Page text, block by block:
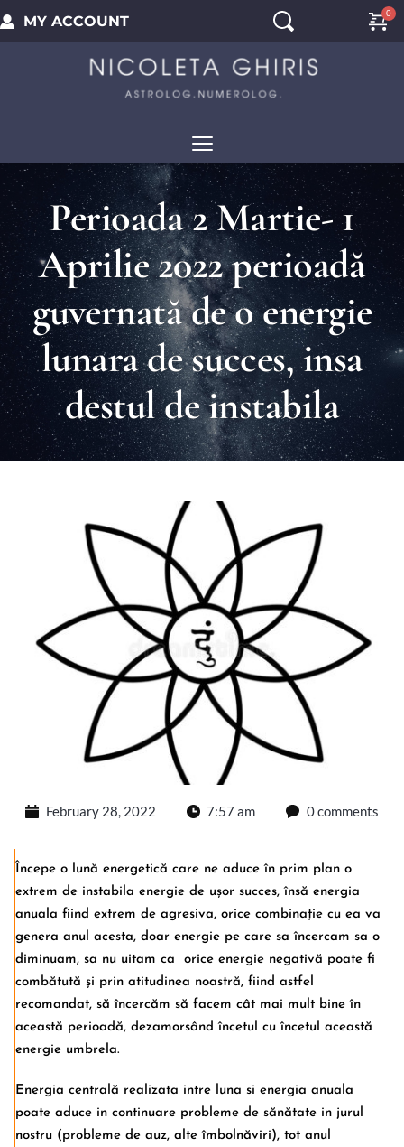
MY ACCOUNT
Perioada 2 Martie- 1
Aprilie 2022 perioadă
guvernată de o energie
lunara de succes, insa
destul de instabila
February 28, 2022 7:57 am 0 comments
Începe o lună energetică care ne aduce în prim plan o
extrem de instabila energie de ușor succes, însă energia
anuala fiind extrem de agresiva, orice combinație cu ea va
genera anul acesta, doar energie pe care sa încercam sa o
diminuam, sa nu uitam ca orice energie negativă poate fi
combătută și prin atitudinea noastră, fiind astfel
recomandat, să încercăm să facem cât mai mult bine în
această perioadă, dezamorsând încetul cu încetul această
energie umbrela.
Energia centrală realizata intre luna si energia anuala
poate aduce in continuare probleme de sănătate in jurul
nostru (probleme de auz, alte îmbolnăviri), tot anul